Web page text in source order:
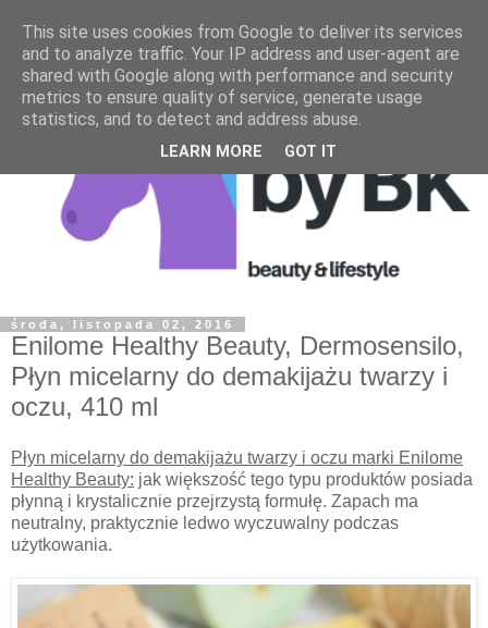
środa, listopada 02, 2016
Enilome Healthy Beauty, Dermosensilo,
Płyn micelarny do demakijażu twarzy i
oczu, 410 ml
Płyn micelarny do demakijażu twarzy i oczu marki Enilome
Healthy Beauty: jak większość tego typu produktów posiada
płynną i krystalicznie przejrzystą formułę. Zapach ma
neutralny, praktycznie ledwo wyczuwalny podczas
użytkowania.
This site uses cookies from Google to deliver its services
and to analyze traffic. Your IP address and user-agent are
shared with Google along with performance and security
metrics to ensure quality of service, generate usage
statistics, and to detect and address abuse.
LEARN MORE GOT IT